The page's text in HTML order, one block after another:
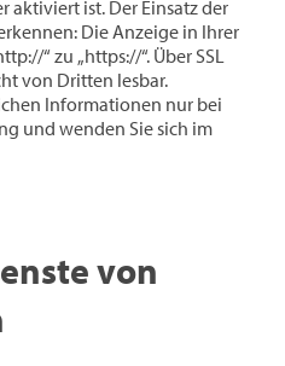
aktiviert ist. Der Einsatz der
Die Anzeige in Ihrer
“ zu „https://“. Über SSL
von Dritten lesbar.
Informationen nur bei
und wenden Sie sich im
von